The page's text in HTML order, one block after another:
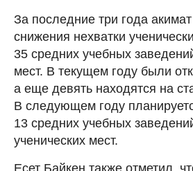
За последние три года
снижения нехватки
35 средних учебных
мест. В текущем году были
а еще девять находятся на
В следующем году
13 средних учебных
ученических мест.
Есет Байкен также отметил,